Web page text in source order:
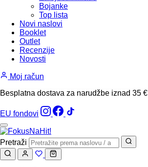
Bojanke
Top lista
Novi naslovi
Booklet
Outlet
Recenzije
Novosti
Moj račun
Besplatna dostava za narudžbe iznad 35 €
EU fondovi
Pretraži